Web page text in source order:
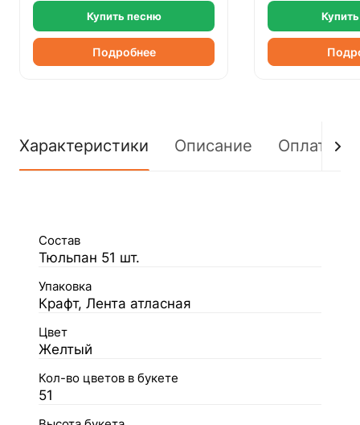
Купить песню
Подробнее
Характеристики Описание Оплата
Состав
Тюльпан 51 шт.
Упаковка
Крафт, Лента атласная
Цвет
Желтый
Кол-во цветов в букете
51